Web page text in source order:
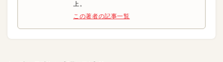
上。
この著者の記事一覧